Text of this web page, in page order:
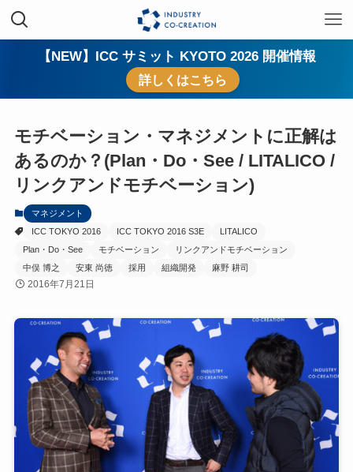
【NEW】ICC サミット KYOTO 2026 開催情報
詳しくはこちら
モチベーション・マネジメントに正解は
あるのか？(Plan・Do・See / LITALICO /
リンクアンドモチベーション)
マネジメント
ICC TOKYO 2016
ICC TOKYO 2016 S3E
LITALICO
Plan・Do・See
モチベーション
リンクアンドモチベーション
中俣 博之
安東 尚徳 採用 組織開発 麻野 耕司
2016年7月21日